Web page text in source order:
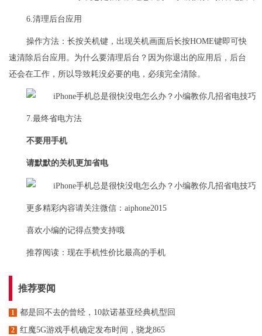
6.清理后台应用
操作方法：长按关机键，出现关机画面后长按HOME键即可快
速清除后台应用。为什么要清理后台？因为你退出的应用后，后台
还会在工作，所以导致耗没必要的电，必须完全清除。
7.最终省电方法
不要用手机
请默默的关机更加省电
更多精彩内容请关注微信：aiphone2015
喜欢小编的记得点赞支持哦
推荐阅读： 现在手机性价比最高的手机
推荐要闻
1 都是回不去的曾经，10款诺基亚经典机型回
2 红魔5G游戏手机确定发布时间，骁龙865